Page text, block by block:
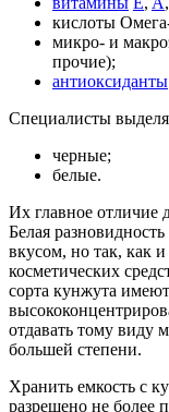
кислоты
микро- и
прочие);
антиоксиданты
Специалисты
черные;
белые.
Их главное отличие
Белая
вкусом, но так, как
косметических
сорта кунжута
отдавать тому виду
большей степени.
Хранить емкость с
разрешено не более